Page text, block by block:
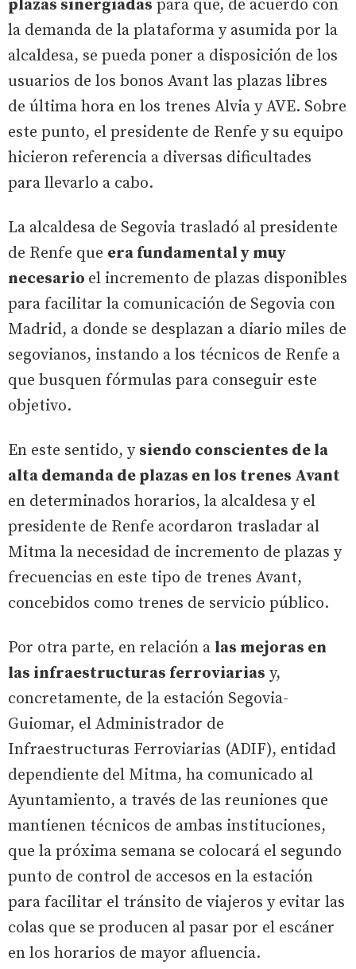
plazas sinergiadas para que, de acuerdo con
la demanda de la plataforma y asumida por la
alcaldesa, se pueda poner a disposición de los
usuarios de los bonos Avant las plazas libres
de última hora en los trenes Alvia y AVE. Sobre
este punto, el presidente de Renfe y su equipo
hicieron referencia a diversas dificultades
para llevarlo a cabo.
La alcaldesa de Segovia trasladó al presidente
de Renfe que era fundamental y muy
necesario el incremento de plazas disponibles
para facilitar la comunicación de Segovia con
Madrid, a donde se desplazan a diario miles de
segovianos, instando a los técnicos de Renfe a
que busquen fórmulas para conseguir este
objetivo.
En este sentido, y siendo conscientes de la
alta demanda de plazas en los trenes Avant
en determinados horarios, la alcaldesa y el
presidente de Renfe acordaron trasladar al
Mitma la necesidad de incremento de plazas y
frecuencias en este tipo de trenes Avant,
concebidos como trenes de servicio público.
Por otra parte, en relación a las mejoras en
las infraestructuras ferroviarias y,
concretamente, de la estación Segovia-
Guiomar, el Administrador de
Infraestructuras Ferroviarias (ADIF), entidad
dependiente del Mitma, ha comunicado al
Ayuntamiento, a través de las reuniones que
mantienen técnicos de ambas instituciones,
que la próxima semana se colocará el segundo
punto de control de accesos en la estación
para facilitar el tránsito de viajeros y evitar las
colas que se producen al pasar por el escáner
en los horarios de mayor afluencia.